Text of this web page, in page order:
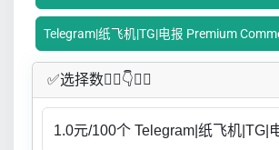
Telegram|纸飞机|TG|电报 Premium
✅​选择数👇🏻​​👇👇🏻​​